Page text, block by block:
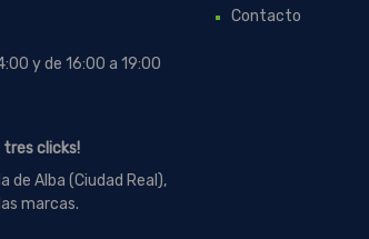
y de 16:00 a 19:00
tres clicks!
de Alba (Ciudad Real),
marcas.
Contacto